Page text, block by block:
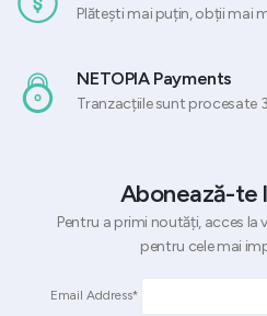
Plătești mai puțin, obții mai
NETOPIA Payments
Tranzacțiile sunt procesate
Abonează-te
Pentru a primi noutăți, acces la
pentru cele mai
Email Address*